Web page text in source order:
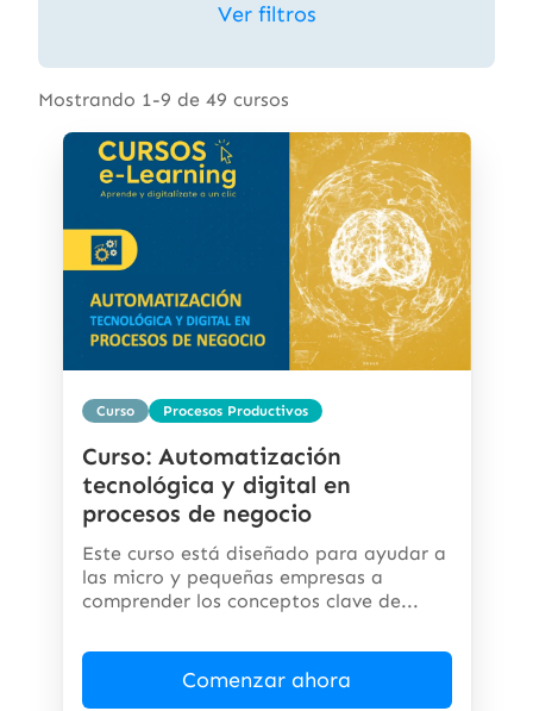
Ver filtros
Mostrando 1-9 de 49 cursos
Curso Procesos Productivos
Curso: Automatización
tecnológica y digital en
procesos de negocio
Este curso está diseñado para ayudar a
las micro y pequeñas empresas a
comprender los conceptos clave de...
Comenzar ahora